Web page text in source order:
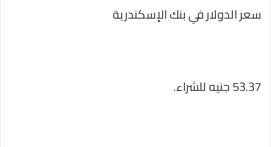
سعر الدولار في بنك الإسكندرية
53.37 جنيه للشراء.